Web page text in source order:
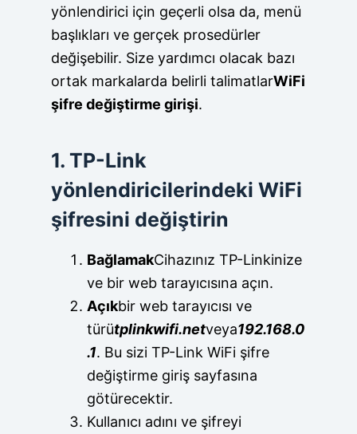
yönlendirici için geçerli olsa da, menü
başlıkları ve gerçek prosedürler
değişebilir. Size yardımcı olacak bazı
ortak markalarda belirli talimatlarWiFi
şifre değiştirme girişi.
1. TP-Link
yönlendiricilerindeki WiFi
şifresini değiştirin
BağlamakCihazınız TP-Linkinize
ve bir web tarayıcısına açın.
Açıkbir web tarayıcısı ve
türütplinkwifi.netveya192.168.0
.1. Bu sizi TP-Link WiFi şifre
değiştirme giriş sayfasına
götürecektir.
Kullanıcı adını ve şifreyi